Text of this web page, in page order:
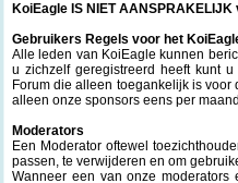
KoiEagle IS NIET
Gebruikers Regels voor het
Alle leden van KoiEagle kunnen
u zichzelf geregistreerd heeft kunt
Forum die alleen toegankelijk is
alleen onze sponsors eens per
Moderators
Een Moderator oftewel
passen, te verwijderen en om
Wanneer een van onze